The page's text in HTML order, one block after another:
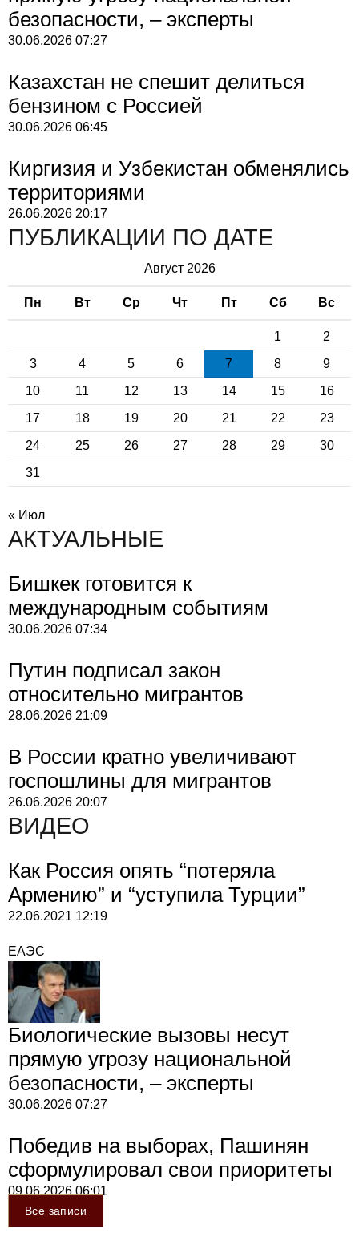
безопасности, – эксперты
30.06.2026 07:27
Казахстан не спешит делиться
бензином с Россией
30.06.2026 06:45
Киргизия и Узбекистан обменялись
территориями
26.06.2026 20:17
ПУБЛИКАЦИИ ПО ДАТЕ
Август 2026
Пн Вт Ср Чт Пт Сб Вс
1
2
3
4 5 6 7 8
9
10
11 12 13 14 15
16
17
18 19 20 21 22
23
24
25 26 27 28 29
30
31
« Июл
АКТУАЛЬНЫЕ
Бишкек готовится к
международным событиям
30.06.2026 07:34
Путин подписал закон
относительно мигрантов
28.06.2026 21:09
В России кратно увеличивают
госпошлины для мигрантов
26.06.2026 20:07
ВИДЕО
Как Россия опять “потеряла
Армению” и “уступила Турции”
22.06.2021 12:19
ЕАЭС
Биологические вызовы несут
прямую угрозу национальной
безопасности, – эксперты
30.06.2026 07:27
Победив на выборах, Пашинян
сформулировал свои приоритеты
09.06.202606:01
Все записи